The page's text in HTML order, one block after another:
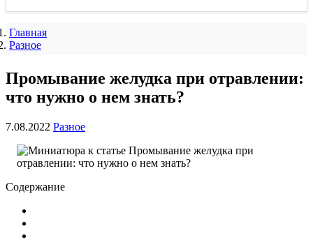
Главная
Разное
Промывание желудка при отравлении:
что нужно о нем знать?
7.08.2022 Разное
Содержание